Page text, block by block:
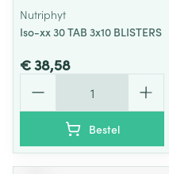
Nutriphyt
Iso-xx 30 TAB 3x10 BLISTERS
€ 38,58
Bestel